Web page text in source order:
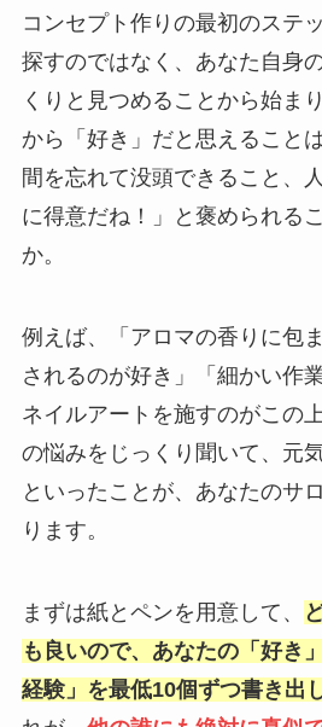
コンセプト作りの最初のステ
探すのではなく、あなた自身
くりと見つめることから始ま
から「好き」だと思えること
間を忘れて没頭できること、
に得意だね！」と褒められる
か。
例えば、「アロマの香りに包
されるのが好き」「細かい作
ネイルアートを施すのがこの
の悩みをじっくり聞いて、元
といったことが、あなたのサ
ります。
まずは紙とペンを用意して、
も良いので、あなたの「好き
経験」を最低10個ずつ書き出